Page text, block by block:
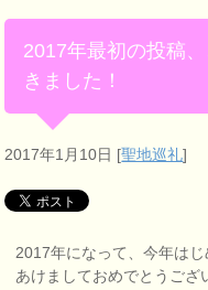
2017年最初の投稿
きました！
2017年1月10日 [聖地巡礼]
2017年になって、今年はじ
あけましておめでとうござ